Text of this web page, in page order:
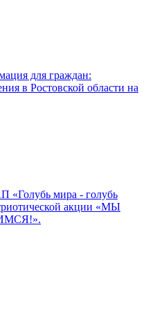
для граждан:
в Ростовской области на
«Голубь мира - голубь
акции «МЫ